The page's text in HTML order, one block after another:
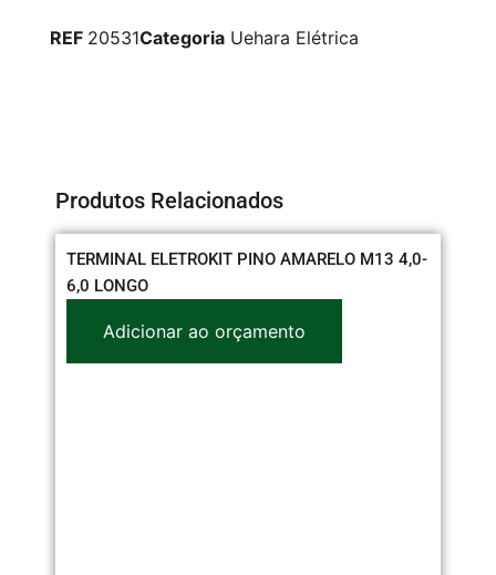
REF 20531Categoria Uehara Elétrica
Produtos Relacionados
TERMINAL ELETROKIT PINO AMARELO M13 4,0-
6,0 LONGO
Adicionar ao orçamento